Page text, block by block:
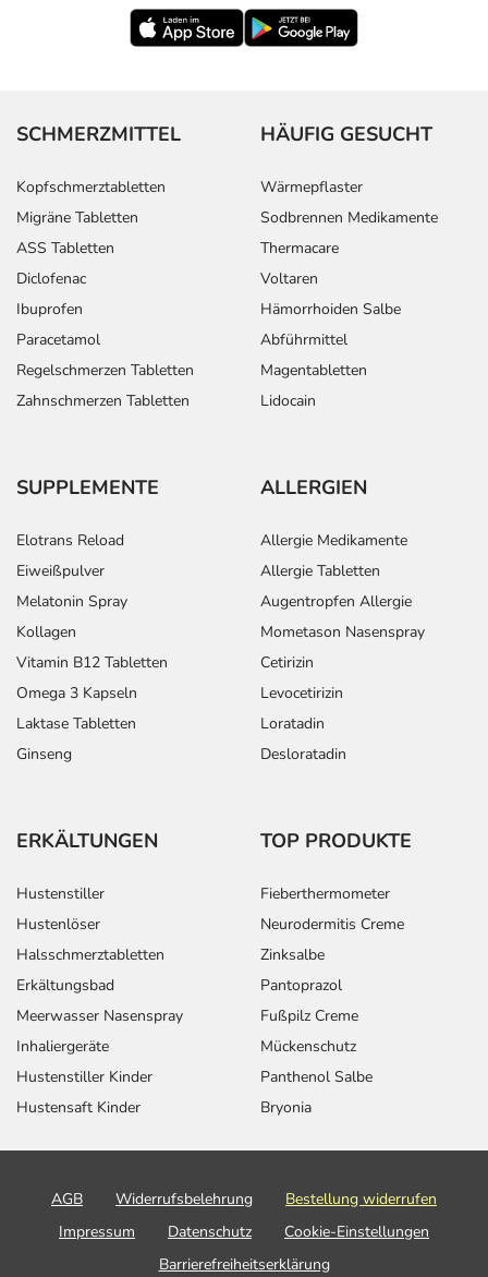
SCHMERZMITTEL
Kopfschmerztabletten
Migräne Tabletten
ASS Tabletten
Diclofenac
Ibuprofen
Paracetamol
Regelschmerzen Tabletten
Zahnschmerzen Tabletten
HÄUFIG GESUCHT
Wärmepflaster
Sodbrennen Medikamente
Thermacare
Voltaren
Hämorrhoiden Salbe
Abführmittel
Magentabletten
Lidocain
SUPPLEMENTE
Elotrans Reload
Eiweißpulver
Melatonin Spray
Kollagen
Vitamin B12 Tabletten
Omega 3 Kapseln
Laktase Tabletten
Ginseng
ALLERGIEN
Allergie Medikamente
Allergie Tabletten
Augentropfen Allergie
Mometason Nasenspray
Cetirizin
Levocetirizin
Loratadin
Desloratadin
ERKÄLTUNGEN
Hustenstiller
Hustenlöser
Halsschmerztabletten
Erkältungsbad
Meerwasser Nasenspray
Inhaliergeräte
Hustenstiller Kinder
Hustensaft Kinder
TOP PRODUKTE
Fieberthermometer
Neurodermitis Creme
Zinksalbe
Pantoprazol
Fußpilz Creme
Mückenschutz
Panthenol Salbe
Bryonia
AGB Widerrufsbelehrung
Bestellung widerrufen
Impressum
Datenschutz
Cookie-Einstellungen
Barrierefreiheitserklärung